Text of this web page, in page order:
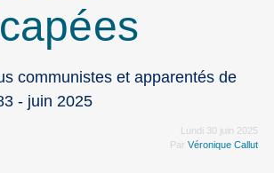
communistes et apparentés de
- juin 2025
Lundi 30 juin 2025
Par Véronique Callut